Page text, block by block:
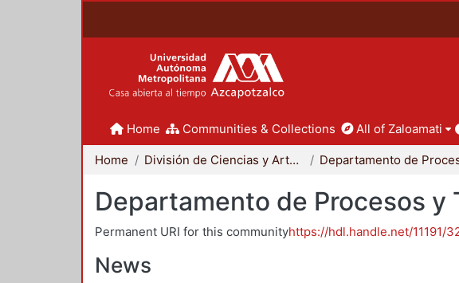
Home Communities & Collections All of Zaloamati
Home División de Ciencias y Artes para el Diseño
Departamento de Procesos y
Permanent URI for this communityhttps://hdl.handle.net/11191/
News